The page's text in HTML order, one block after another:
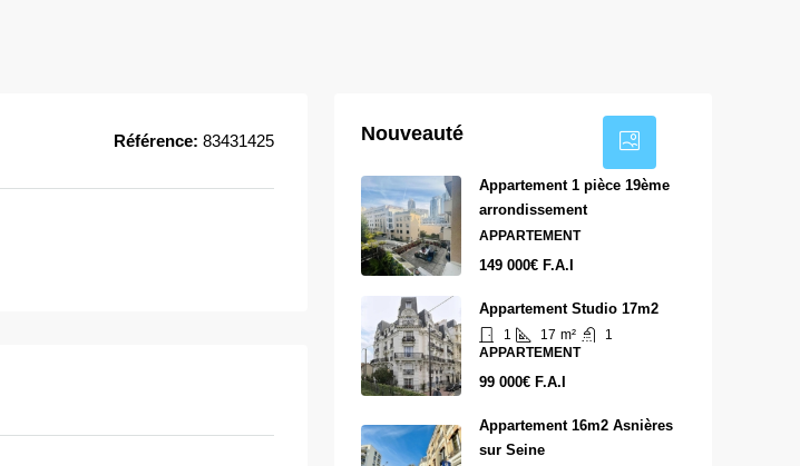
Référence: 83431425 Nouveauté
Appartement 1 pièce 19ème
arrondissement
APPARTEMENT
149 000€ F.A.I
Appartement Studio 17m2
1 17 m²
1
APPARTEMENT
99 000€ F.A.I
Appartement 16m2 Asnières
sur Seine